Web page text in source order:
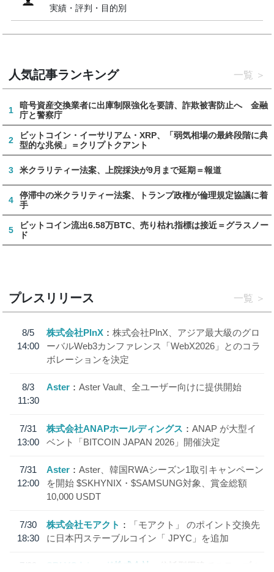
実績・評判・目的別
人気記事ランキング 一覧
1
暗号資産交換業者に出庫制限強化を要請、詐欺被害防止へ 金融
庁と警察庁
2
ビットコイン・イーサリアム・XRP、「弱気相場の最終段階に典
型的な兆候」＝クリプトクアント
3 米クラリティー法案、上院採決が9月まで延期＝報道
4
停滞中の米クラリティー法案、トランプ政権が倫理規定協議に着
手
5
ビットコイン流出6.58万BTC、売り枯れ指標は接近＝グラスノー
ド
プレスリリース 一覧
8/5
14:00
株式会社PlnX
株式会社PlnX、アジア最大級のグロ
ーバルWeb3カンファレンス「WebX2026」とのコラ
ボレーションを決定
8/3
11:30
Aster Aster Vault、全ユーザー向けに提供開始
7/31
13:00
株式会社ANAPホールディングス
ANAP が大型イ
ベント「BITCOIN JAPAN 2026」開催決定
7/31
12:00
Aster
Aster、韓国RWAシーズン1取引キャンペーン
を開始 $SKHYNIX・$SAMSUNG対象、賞金総額
10,000 USDT
7/30
18:30
株式会社モアクト
「モアクト」 のポイント交換先
に日本円ステーブルコイン「 JPYC」を追加
7/29
SBI VCトレード株式会社
信託型円建てステーブル